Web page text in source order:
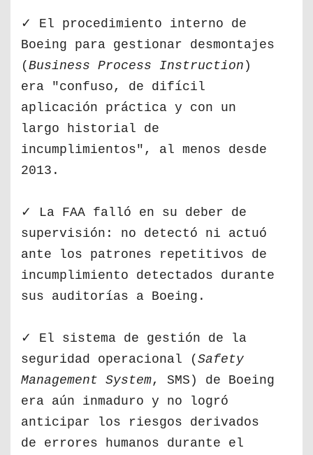
✓ El procedimiento interno de
Boeing para gestionar desmontajes
(Business Process Instruction )
era "confuso, de difícil
aplicación práctica y con un
largo historial de
incumplimientos", al menos desde
2013.
✓ La FAA falló en su deber de
supervisión: no detectó ni actuó
ante los patrones repetitivos de
incumplimiento detectados durante
sus auditorías a Boeing.
✓ El sistema de gestión de la
seguridad operacional (Safety
Management System, SMS) de Boeing
era aún inmaduro y no logró
anticipar los riesgos derivados
de errores humanos durante el